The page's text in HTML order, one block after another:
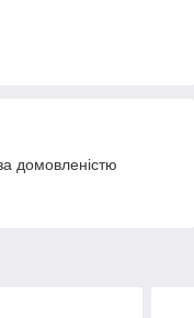
домовленістю